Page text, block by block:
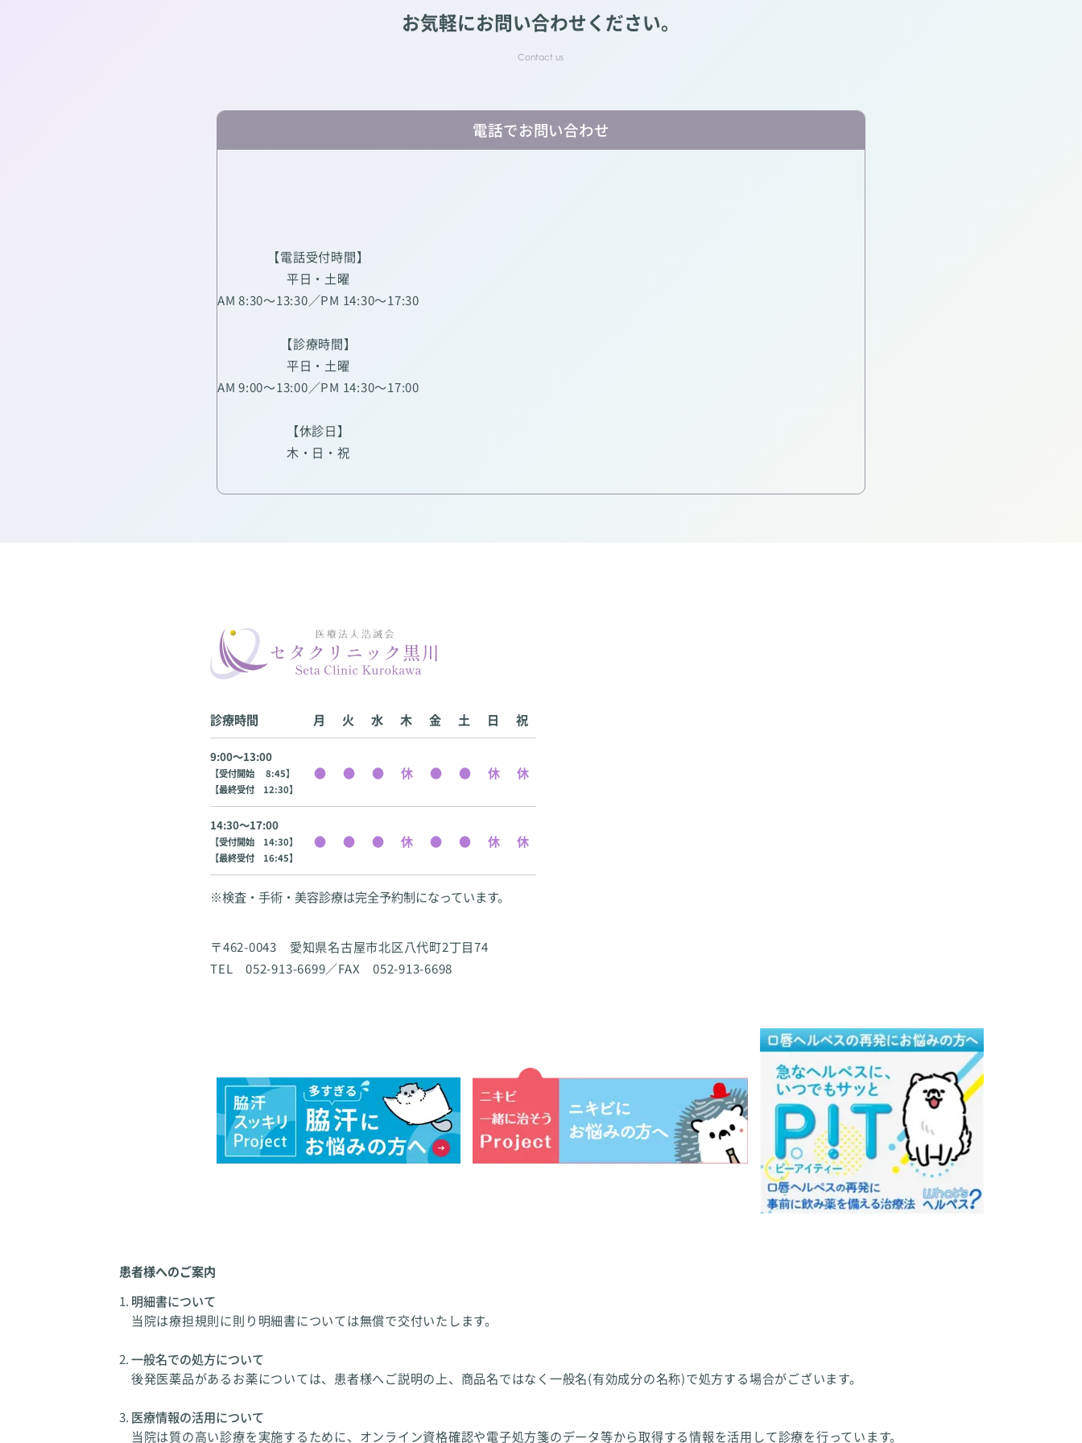
お気軽にお問い合わせください。
電話でお問い合わせ
【電話受付時間】
平日・土曜
AM 8:30～13:30／PM 14:30～17:30
【診療時間】
平日・土曜
AM 9:00～13:00／PM 14:30～17:00
【休診日】
木・日・祝
診療時間 月 火 水 木 金 土 日 祝
9:00〜13:00
【受付開始 8:45】
【最終受付 12:30】
14:30〜17:00
【受付開始 14:30】
【最終受付 16:45】
※検査・手術・美容診療は完全予約制になっています。
〒462-0043 愛知県名古屋市北区八代町2丁目74
TEL 052-913-6699／FAX 052-913-6698
患者様へのご案内
明細書について
当院は療担規則に則り明細書については無償で交付いたします。
一般名での処方について
後発医薬品があるお薬については、患者様へご説明の上、商品名ではなく一般名(有効成分の名称)で処方する場合がございます。
医療情報の活用について
当院は質の高い診療を実施するために、オンライン資格確認や電子処方箋のデータ等から取得する情報を活用して診療を行っています。